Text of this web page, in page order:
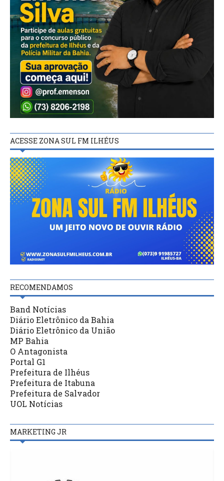
ACESSE ZONA SUL FM ILHÉUS
RECOMENDAMOS
Band Notícias
Diário Eletrônico da Bahia
Diário Eletrônico da União
MP Bahia
O Antagonista
Portal G1
Prefeitura de Ilhéus
Prefeitura de Itabuna
Prefeitura de Salvador
UOL Notícias
MARKETING JR